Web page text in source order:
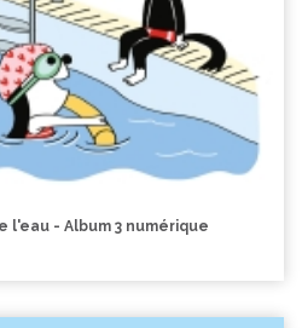
l'eau - Album 3 numérique